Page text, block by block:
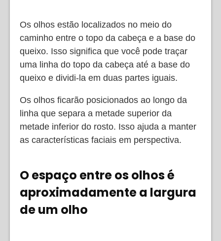
Os olhos estão localizados no meio do
caminho entre o topo da cabeça e a base do
queixo. Isso significa que você pode traçar
uma linha do topo da cabeça até a base do
queixo e dividi-la em duas partes iguais.
Os olhos ficarão posicionados ao longo da
linha que separa a metade superior da
metade inferior do rosto. Isso ajuda a manter
as características faciais em perspectiva.
O espaço entre os olhos é
aproximadamente a largura
de um olho